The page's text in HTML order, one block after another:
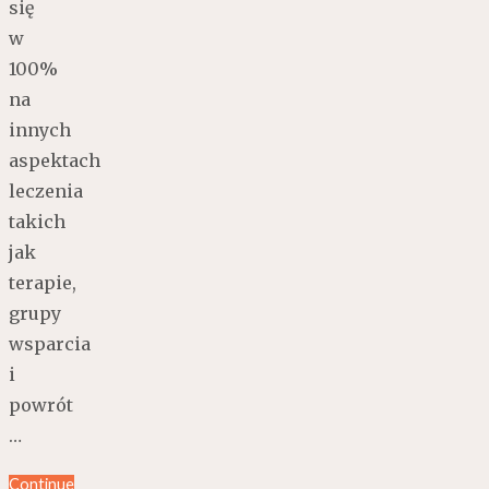
się
w
100%
na
innych
aspektach
leczenia
takich
jak
terapie,
grupy
wsparcia
i
powrót
…
Continue